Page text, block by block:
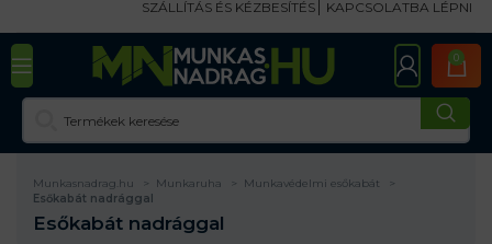
SZÁLLÍTÁS ÉS KÉZBESÍTÉS KAPCSOLATBA LÉPNI
0
Munkasnadrag.hu Munkaruha
Munkavédelmi esőkabát
Esőkabát nadrággal
Esőkabát nadrággal